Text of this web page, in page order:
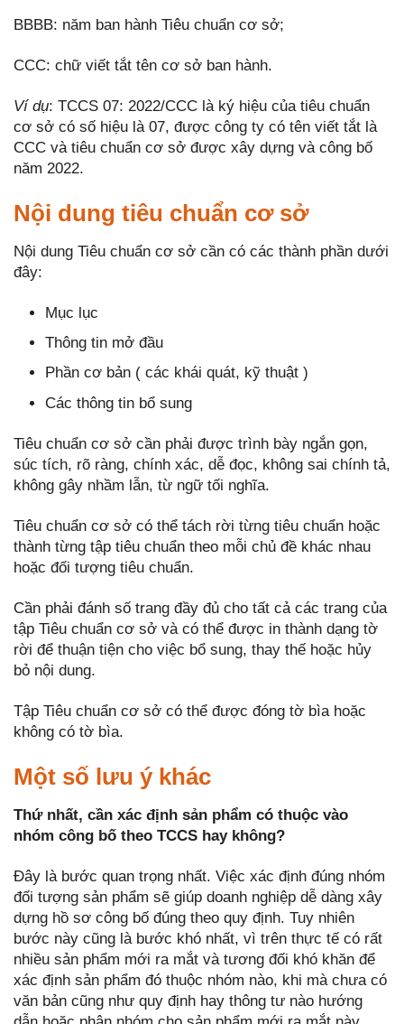
BBBB: năm ban hành Tiêu chuẩn cơ sở;
CCC: chữ viết tắt tên cơ sở ban hành.
Ví dụ: TCCS 07: 2022/CCC là ký hiệu của tiêu chuẩn
cơ sở có số hiệu là 07, được công ty có tên viết tắt là
CCC và tiêu chuẩn cơ sở được xây dựng và công bố
năm 2022.
Nội dung tiêu chuẩn cơ sở
Nội dung Tiêu chuẩn cơ sở cần có các thành phần dưới
đây:
Mục lục
Thông tin mở đầu
Phần cơ bản ( các khái quát, kỹ thuật )
Các thông tin bổ sung
Tiêu chuẩn cơ sở cần phải được trình bày ngắn gọn,
súc tích, rõ ràng, chính xác, dễ đọc, không sai chính tả,
không gây nhầm lẫn, từ ngữ tối nghĩa.
Tiêu chuẩn cơ sở có thể tách rời từng tiêu chuẩn hoặc
thành từng tập tiêu chuẩn theo mỗi chủ đề khác nhau
hoặc đối tượng tiêu chuẩn.
Cần phải đánh số trang đầy đủ cho tất cả các trang của
tập Tiêu chuẩn cơ sở và có thể được in thành dạng tờ
rời để thuận tiện cho việc bổ sung, thay thế hoặc hủy
bỏ nội dung.
Tập Tiêu chuẩn cơ sở có thể được đóng tờ bìa hoặc
không có tờ bìa.
Một số lưu ý khác
Thứ nhất, cần xác định sản phẩm có thuộc vào
nhóm công bố theo TCCS hay không?
Đây là bước quan trọng nhất. Việc xác định đúng nhóm
đối tượng sản phẩm sẽ giúp doanh nghiệp dễ dàng xây
dựng hồ sơ công bố đúng theo quy định. Tuy nhiên
bước này cũng là bước khó nhất, vì trên thực tế có rất
nhiều sản phẩm mới ra mắt và tương đối khó khăn để
xác định sản phẩm đó thuộc nhóm nào, khi mà chưa có
văn bản cũng như quy định hay thông tư nào hướng